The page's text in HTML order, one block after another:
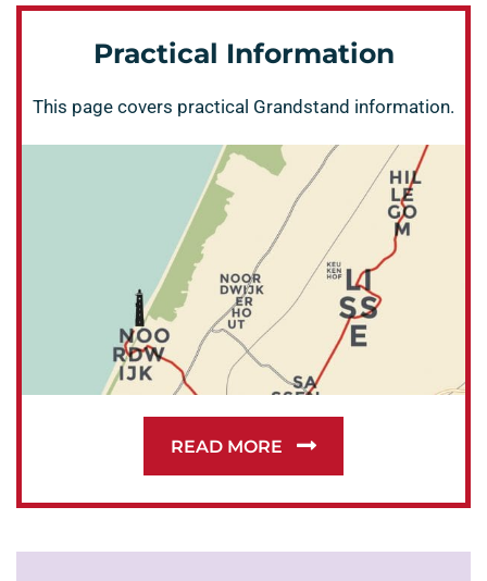
Practical Information
This page covers practical Grandstand information.
READ MORE